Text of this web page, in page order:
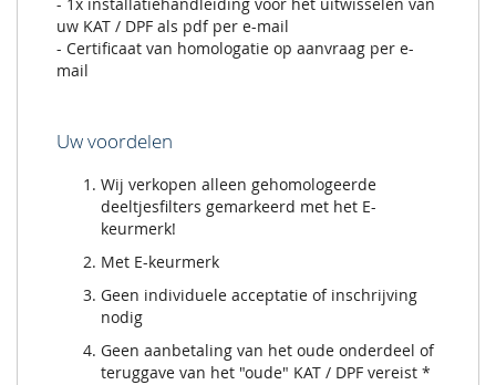
uw KAT / DPF als pdf per e-mail
- Certificaat van homologatie op aanvraag per e-
mail
Uw voordelen
Wij verkopen alleen gehomologeerde
deeltjesfilters gemarkeerd met het E-
keurmerk!
Met E-keurmerk
Geen individuele acceptatie of inschrijving
nodig
Geen aanbetaling van het oude onderdeel of
teruggave van het "oude" KAT / DPF vereist *